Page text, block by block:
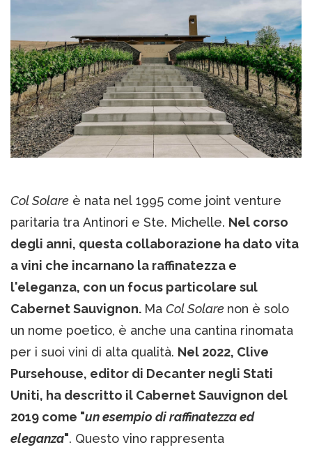
Col Solare è nata nel 1995 come joint venture
paritaria tra Antinori e Ste. Michelle. Nel corso
degli anni, questa collaborazione ha dato vita
a vini che incarnano la raffinatezza e
l'eleganza, con un focus particolare sul
Cabernet Sauvignon. Ma Col Solare non è solo
un nome poetico, è anche una cantina rinomata
per i suoi vini di alta qualità. Nel 2022, Clive
Pursehouse, editor di Decanter negli Stati
Uniti, ha descritto il Cabernet Sauvignon del
2019 come "un esempio di raffinatezza ed
eleganza". Questo vino rappresenta